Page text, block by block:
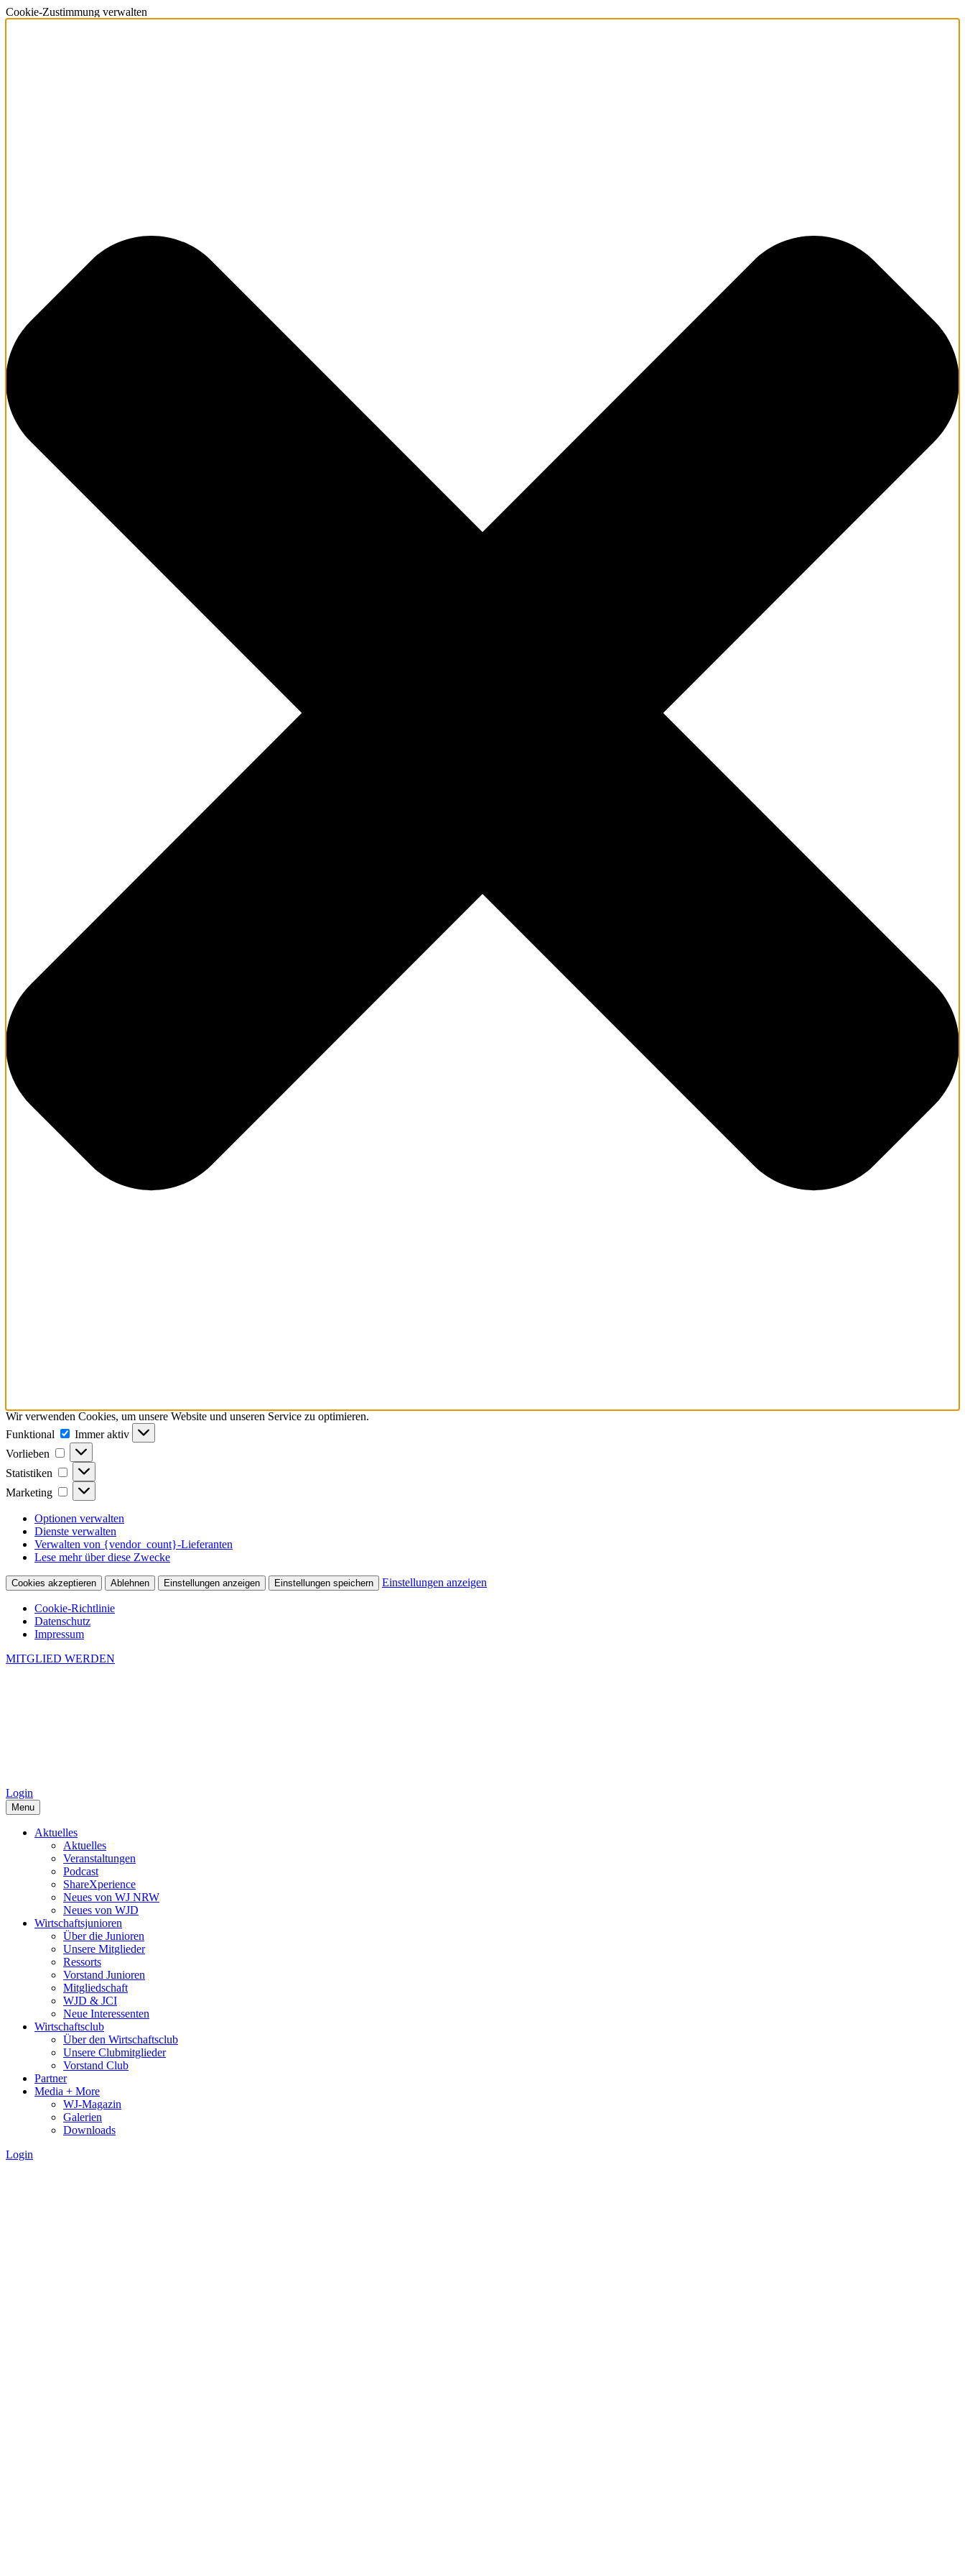
Cookie-Zustimmung verwalten
Wir verwenden Cookies, um unsere Website und unseren Service zu optimieren.
Funktional
Funktional
Immer aktiv
Vorlieben
Vorlieben
Statistiken Statistiken
Marketing Marketing
Optionen verwalten
Dienste verwalten
Verwalten von {vendor_count}-Lieferanten
Lese mehr über diese Zwecke
Cookies akzeptieren Ablehnen Einstellungen anzeigen Einstellungen speichern Einstellungen anzeigen
Cookie-Richtlinie
Datenschutz
Impressum
MITGLIED WERDEN
Login
Menu
Aktuelles
Aktuelles
Veranstaltungen
Podcast
ShareXperience
Neues von WJ NRW
Neues von WJD
Wirtschaftsjunioren
Über die Junioren
Unsere Mitglieder
Ressorts
Vorstand Junioren
Mitgliedschaft
WJD & JCI
Neue Interessenten
Wirtschaftsclub
Über den Wirtschaftsclub
Unsere Clubmitglieder
Vorstand Club
Partner
Media + More
WJ-Magazin
Galerien
Downloads
Login